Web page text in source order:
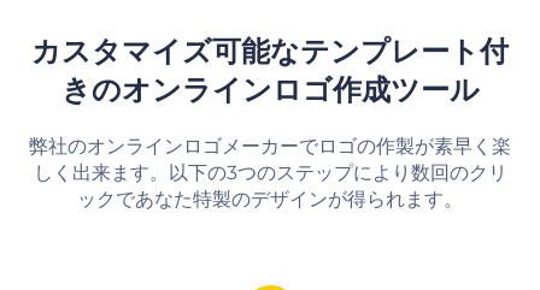
カスタマイズ可能なテンプレート付
きのオンラインロゴ作成ツール
弊社のオンラインロゴメーカーでロゴの作製が素早く楽
しく出来ます。以下の3つのステップにより数回のクリ
ックであなた特製のデザインが得られます。